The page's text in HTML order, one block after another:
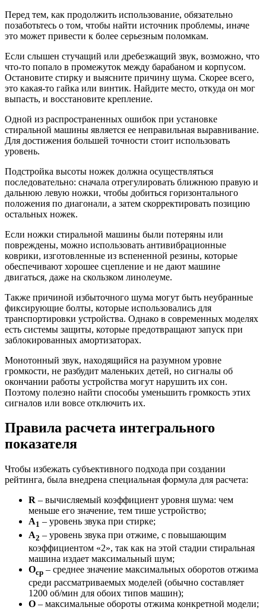
Перед тем, как продолжить использование, обязательно
позаботьтесь о том, чтобы найти источник проблемы, иначе
это может привести к более серьезным поломкам.
Если слышен стучащий или дребезжащий звук, возможно, что
что-то попало в промежуток между барабаном и корпусом.
Остановите стирку и выясните причину шума. Скорее всего,
это какая-то гайка или винтик. Найдите место, откуда он мог
выпасть, и восстановите крепление.
Одной из распространенных ошибок при установке
стиральной машины является ее неправильная выравнивание.
Для достижения большей точности стоит использовать
уровень.
Подстройка высоты ножек должна осуществляться
последовательно: сначала отрегулировать ближнюю правую и
дальнюю левую ножки, чтобы добиться горизонтального
положения по диагонали, а затем скорректировать позицию
остальных ножек.
Если ножки стиральной машины были потеряны или
повреждены, можно использовать антивибрационные
коврики, изготовленные из вспененной резины, которые
обеспечивают хорошее сцепление и не дают машине
двигаться, даже на скользком линолеуме.
Также причиной избыточного шума могут быть неубранные
фиксирующие болты, которые использовались для
транспортировки устройства. Однако в современных моделях
есть системы защиты, которые предотвращают запуск при
заблокированных амортизаторах.
Монотонный звук, находящийся на разумном уровне
громкости, не разбудит маленьких детей, но сигналы об
окончании работы устройства могут нарушить их сон.
Поэтому полезно найти способы уменьшить громкость этих
сигналов или вовсе отключить их.
Правила расчета интегрального
показателя
Чтобы избежать субъективного подхода при создании
рейтинга, была внедрена специальная формула для расчета:
R – вычисляемый коэффициент уровня шума: чем
меньше его значение, тем тише устройство;
A1 – уровень звука при стирке;
A2 – уровень звука при отжиме, с повышающим
коэффициентом «2», так как на этой стадии стиральная
машина издает максимальный шум;
Oср – среднее значение максимальных оборотов отжима
среди рассматриваемых моделей (обычно составляет
1200 об/мин для обоих типов машин);
O – максимальные обороты отжима конкретной модели;